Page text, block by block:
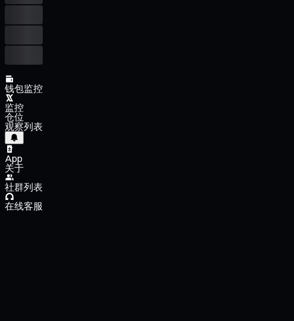
钱包监控
监控
仓位
观察列表
App
关于
社群列表
在线客服